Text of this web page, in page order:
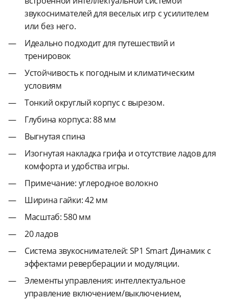
звукоснимателей для веселых игр с усилителем
или без него.
Идеально подходит для путешествий и
тренировок
Устойчивость к погодным и климатическим
условиям
Тонкий округлый корпус с вырезом.
Глубина корпуса: 88 мм
Выгнутая спина
Изогнутая накладка грифа и отсутствие ладов для
комфорта и удобства игры.
Примечание: углеродное волокно
Ширина гайки: 42 мм
Масштаб: 580 мм
20 ладов
Система звукоснимателей: SP1 Smart Динамик с
эффектами реверберации и модуляции.
Элементы управления: интеллектуальное
управление включением/выключением,